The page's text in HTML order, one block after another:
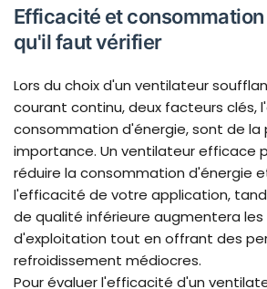
Efficacité et
qu'il faut vérifier
Lors du choix d'un ventilateur
courant continu, deux facteurs clés,
consommation d'énergie, sont de la
importance. Un ventilateur efficace
réduire la consommation d'énergie
l'efficacité de votre application,
de qualité inférieure augmentera
d'exploitation tout en offrant des
refroidissement médiocres.
Pour évaluer l'efficacité d'un